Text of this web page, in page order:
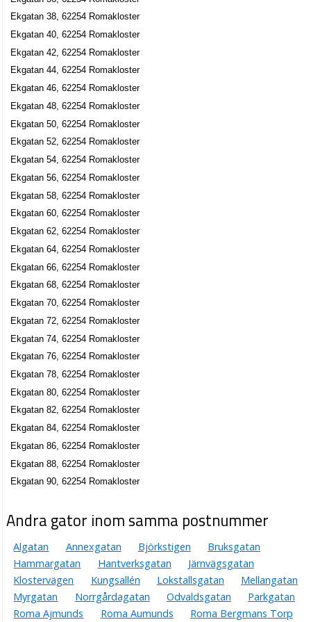
Ekgatan 38, 62254 Romakloster
Ekgatan 40, 62254 Romakloster
Ekgatan 42, 62254 Romakloster
Ekgatan 44, 62254 Romakloster
Ekgatan 46, 62254 Romakloster
Ekgatan 48, 62254 Romakloster
Ekgatan 50, 62254 Romakloster
Ekgatan 52, 62254 Romakloster
Ekgatan 54, 62254 Romakloster
Ekgatan 56, 62254 Romakloster
Ekgatan 58, 62254 Romakloster
Ekgatan 60, 62254 Romakloster
Ekgatan 62, 62254 Romakloster
Ekgatan 64, 62254 Romakloster
Ekgatan 66, 62254 Romakloster
Ekgatan 68, 62254 Romakloster
Ekgatan 70, 62254 Romakloster
Ekgatan 72, 62254 Romakloster
Ekgatan 74, 62254 Romakloster
Ekgatan 76, 62254 Romakloster
Ekgatan 78, 62254 Romakloster
Ekgatan 80, 62254 Romakloster
Ekgatan 82, 62254 Romakloster
Ekgatan 84, 62254 Romakloster
Ekgatan 86, 62254 Romakloster
Ekgatan 88, 62254 Romakloster
Ekgatan 90, 62254 Romakloster
Andra gator inom samma postnummer
Algatan Annexgatan Björkstigen
Bruksgatan
Hammargatan
Hantverksgatan
Järnvägsgatan
Klostervägen
Kungsallén Lokstallsgatan
Mellangatan
Myrgatan
Norrgårdagatan Odvaldsgatan
Parkgatan
Roma Ajmunds
Roma Aumunds
Roma Bergmans Torp